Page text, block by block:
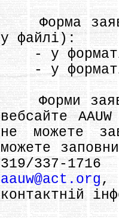
Форма
у файлі):
- у форматі
- у форматі
Форми
вебсайте
не можете
можете
319/337-
aauw@act.org,
контактній